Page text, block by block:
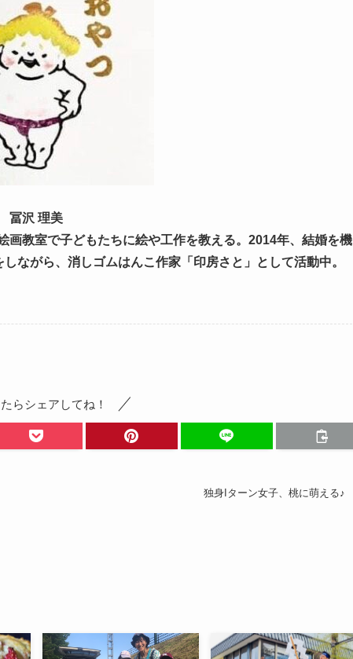
冨沢 理美
画教室で子どもたちに絵や工作を教える。2014年、結婚を機
ながら、消しゴムはんこ作家「印房さと」として活動中。
らシェアしてね！
独身Iターン女子、桃に萌える♪